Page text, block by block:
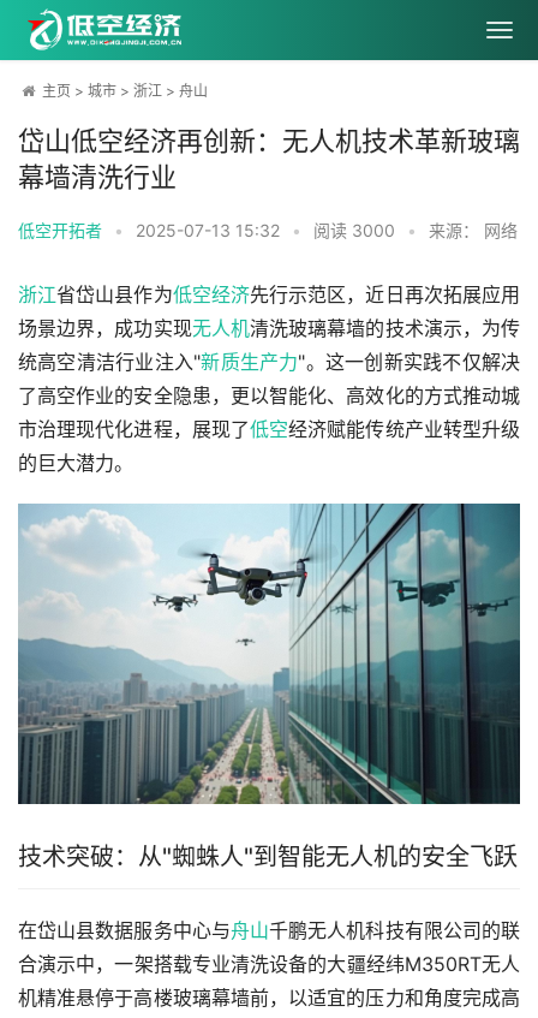
主页 > 城市 > 浙江 > 舟山
岱山低空经济再创新：无人机技术革新玻璃
幕墙清洗行业
低空开拓者 • 2025-07-13 15:32 • 阅读 3000 • 来源： 网络
浙江省岱山县作为低空经济先行示范区，近日再次拓展应用
场景边界，成功实现无人机清洗玻璃幕墙的技术演示，为传
统高空清洁行业注入"新质生产力"。这一创新实践不仅解决
了高空作业的安全隐患，更以智能化、高效化的方式推动城
市治理现代化进程，展现了低空经济赋能传统产业转型升级
的巨大潜力。
技术突破：从"蜘蛛人"到智能无人机的安全飞跃
在岱山县数据服务中心与舟山千鹏无人机科技有限公司的联
合演示中，一架搭载专业清洗设备的大疆经纬M350RT无人
机精准悬停于高楼玻璃幕墙前，以适宜的压力和角度完成高